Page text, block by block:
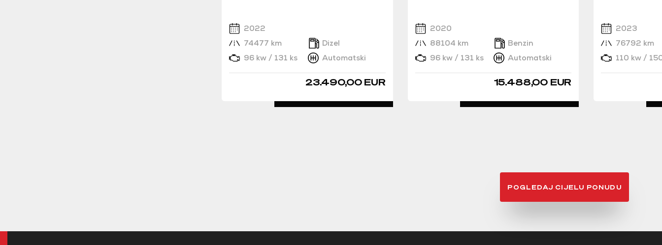
2022
74477 km
Dizel
96 kw / 131 ks
Automatski
23.490,00 EUR
2020
88104 km
Benzin
96 kw / 131 ks
Automatski
15.488,00 EUR
2023
76792 km
110 kw /
POGLEDAJ CIJELU PONUDU